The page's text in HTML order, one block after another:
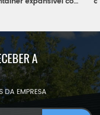
A
DA EMPRESA